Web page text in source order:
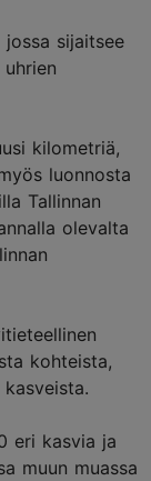
jossa sijaitsee
kilometriä,
luonnosta
Tallinnan
olevalta
kohteista,
eri kasvia ja
muun muassa